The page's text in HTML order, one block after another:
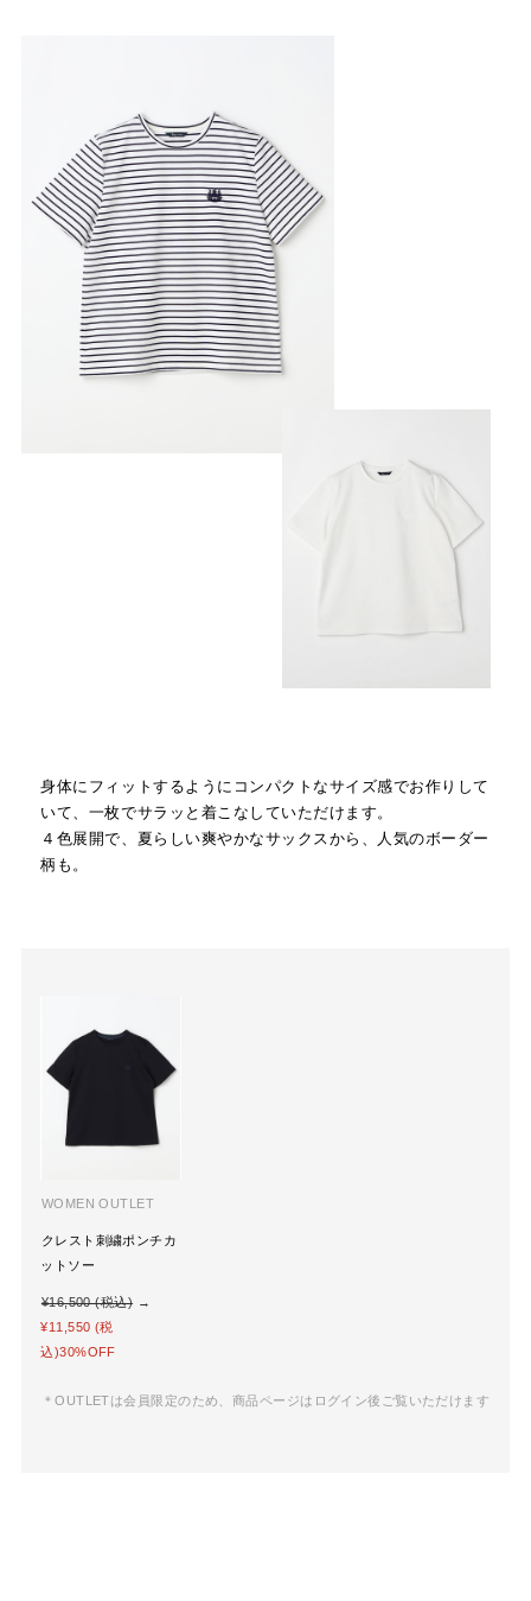
身体にフィットするようにコンパクトなサイズ感でお作りして
いて、一枚でサラッと着こなしていただけます。
４色展開で、夏らしい爽やかなサックスから、人気のボーダー
柄も。
WOMEN OUTLET
クレスト刺繍ポンチカ
ットソー
¥16,500 (税込)→
¥11,550 (税
込)30%OFF
＊OUTLETは会員限定のため、商品ページはログイン後ご覧いただけます